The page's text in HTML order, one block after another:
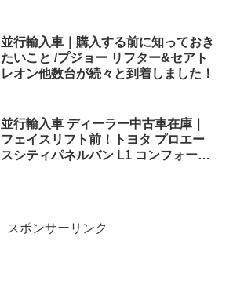
並行輸入車｜購入する前に知っておき
たいこと /プジョー リフター&セアト
レオン他数台が続々と到着しました！
並行輸入車 ディーラー中古車在庫｜
フェイスリフト前！トヨタ プロエー
スシティパネルバン L1 コンフォート
スポンサーリンク